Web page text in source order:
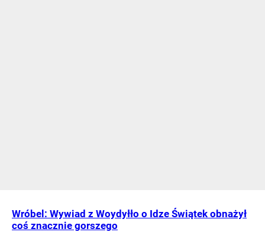
Wróbel: Wywiad z Woydyłło o Idze Świątek obnażył
coś znacznie gorszego